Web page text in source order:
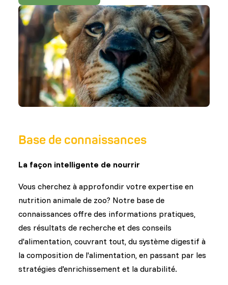
Base de connaissances
La façon intelligente de nourrir
Vous cherchez à approfondir votre expertise en
nutrition animale de zoo? Notre base de
connaissances offre des informations pratiques,
des résultats de recherche et des conseils
d'alimentation, couvrant tout, du système digestif à
la composition de l'alimentation, en passant par les
stratégies d'enrichissement et la durabilité.